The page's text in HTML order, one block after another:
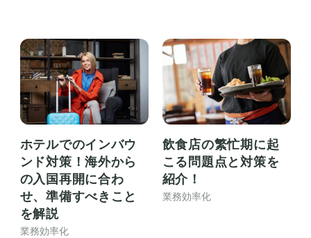
ホテルでのインバウ
ンド対策！海外から
の入国再開に合わ
せ、準備すべきこと
を解説
業務効率化
飲食店の繁忙期に起
こる問題点と対策を
紹介！
業務効率化